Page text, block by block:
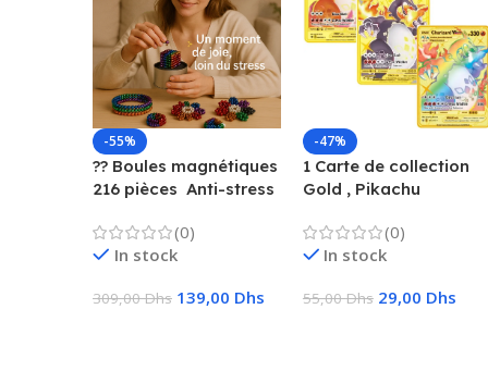
-55%
?? Boules magnétiques
216 pièces  Anti-stress
(0)
In stock
309,00Dhs 139,00 Dhs
-47%
1 Carte de collection
Gold , Pikachu
EX, Métal (0)
In stock
55,00Dhs 29,00 Dhs